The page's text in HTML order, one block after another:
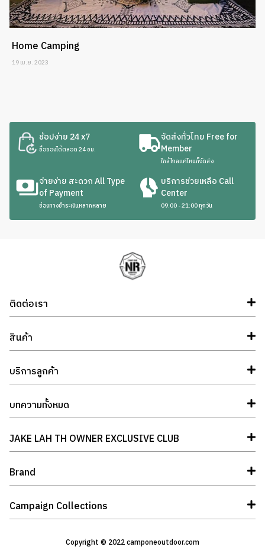
Home Camping
19 เม.ย. 2023
ช้อปง่าย 24 x7
ซื้อของได้ตลอด 24 ชม.
จัดส่งทั่วไทย Free for
Member
ใกล้ไกลแค่ไหนก็จัดส่ง
จ่ายง่าย สะดวก All Type
of Payment
ช่องทางชำระเงินหลากหลาย
บริการช่วยเหลือ Call
Center
09:00 - 21:00 ทุกวัน
ติดต่อเรา
สินค้า
บริการลูกค้า
บทความทั้งหมด
JAKE LAH TH OWNER EXCLUSIVE CLUB
Brand
Campaign Collections
Copyright © 2022 camponeoutdoor.com